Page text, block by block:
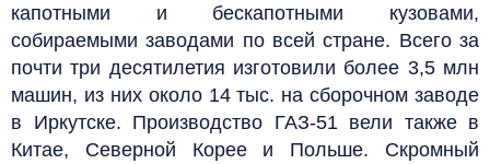
капотными и бескапотными кузовами,
собираемыми заводами по всей стране. Всего за
почти три десятилетия изготовили более 3,5 млн
машин, из них около 14 тыс. на сборочном заводе
в Иркутске. Производство ГАЗ-51 вели также в
Китае, Северной Корее и Польше. Скромный